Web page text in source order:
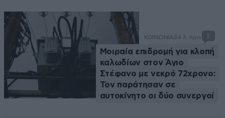
ΚΟΙΝΩΝΙΑ34 λ. πριν 2
Μοιραία επιδρομή για κλοπή
καλωδίων στον Άγιο
Στέφανο με νεκρό 72χρονο:
Τον παράτησαν σε
αυτοκίνητο οι δύο συνεργοί